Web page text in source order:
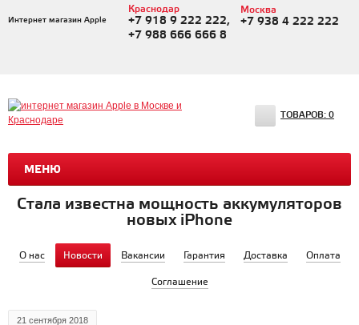
Интернет магазин Apple
Краснодар
+7 918 9 222 222,
+7 988 666 666 8
Москва
+7 938 4 222 222
МЕНЮ
ТОВАРОВ: 0
Стала известна мощность аккумуляторов
новых iPhone
О нас Новости Вакансии Гарантия Доставка Оплата
Соглашение
21 сентября 2018